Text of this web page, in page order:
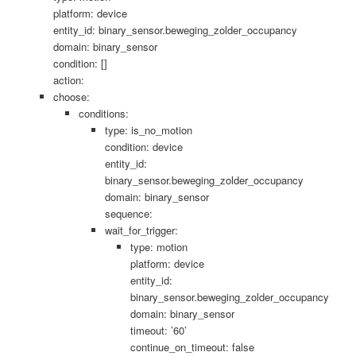
platform: device
entity_id: binary_sensor.beweging_zolder_occupancy
domain: binary_sensor
condition: []
action:
choose:
conditions:
type: is_no_motion
condition: device
entity_id:
binary_sensor.beweging_zolder_occupancy
domain: binary_sensor
sequence:
wait_for_trigger:
type: motion
platform: device
entity_id:
binary_sensor.beweging_zolder_occupancy
domain: binary_sensor
timeout: ’60’
continue_on_timeout: false